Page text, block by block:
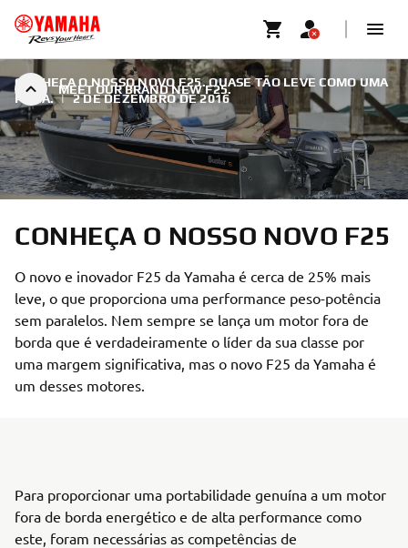
MEET OUR BRAND NEW F25.
CONHEÇA O NOSSO NOVO F25. QUASE TÃO LEVE COMO UMA
PENA. | 2 DE DEZEMBRO DE 2016
CONHEÇA O NOSSO NOVO F25
O novo e inovador F25 da Yamaha é cerca de 25% mais
leve, o que proporciona uma performance peso-potência
sem paralelos. Nem sempre se lança um motor fora de
borda que é verdadeiramente o líder da sua classe por
uma margem significativa, mas o novo F25 da Yamaha é
um desses motores.
Para proporcionar uma portabilidade genuína a um motor
fora de borda energético e de alta performance como
este, foram necessárias as competências de